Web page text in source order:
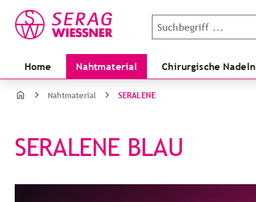
Home Nahtmaterial Chirurgische Nadeln
Nahtmaterial SERALENE
SERALENE BLAU